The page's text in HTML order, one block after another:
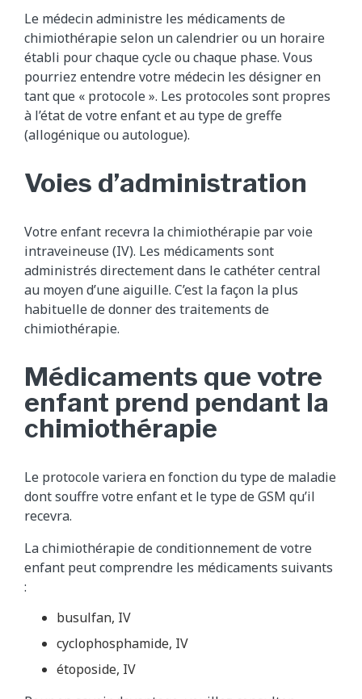
Le médecin administre les médicaments de
chimiothérapie selon un calendrier ou un horaire
établi pour chaque cycle ou chaque phase. Vous
pourriez entendre votre médecin les désigner en
tant que « protocole ». Les protocoles sont propres
à l’état de votre enfant et au type de greffe
(allogénique ou autologue).
Voies d’administration
Votre enfant recevra la chimiothérapie par voie
intraveineuse (IV). Les médicaments sont
administrés directement dans le cathéter central
au moyen d’une aiguille. C’est la façon la plus
habituelle de donner des traitements de
chimiothérapie.
Médicaments que votre
enfant prend pendant la
chimiothérapie
Le protocole variera en fonction du type de maladie
dont souffre votre enfant et le type de GSM qu’il
recevra.
La chimiothérapie de conditionnement de votre
enfant peut comprendre les médicaments suivants
:
busulfan, IV
cyclophosphamide, IV
étoposide, IV